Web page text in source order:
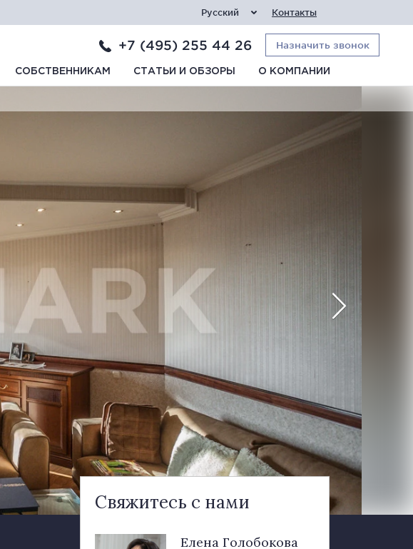
Русский Контакты
+7 (495) 255 44 26 Назначить звонок
СОБСТВЕННИКАМ СТАТЬИ И ОБЗОРЫ О КОМПАНИИ
Свяжитесь с нами
Елена Голобокова